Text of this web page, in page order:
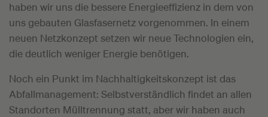
haben wir uns die bessere Energieeffizienz in dem von
uns gebauten Glasfasernetz vorgenommen. In einem
neuen Netzkonzept setzen wir neue Technologien ein,
die deutlich weniger Energie benötigen.
Noch ein Punkt im Nachhaltigkeitskonzept ist das
Abfallmanagement: Selbstverständlich findet an allen
Standorten Mülltrennung statt, aber wir haben auch